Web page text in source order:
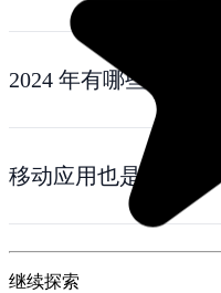
2024 年有哪些免费的
移动应用也是免费的
继续探索